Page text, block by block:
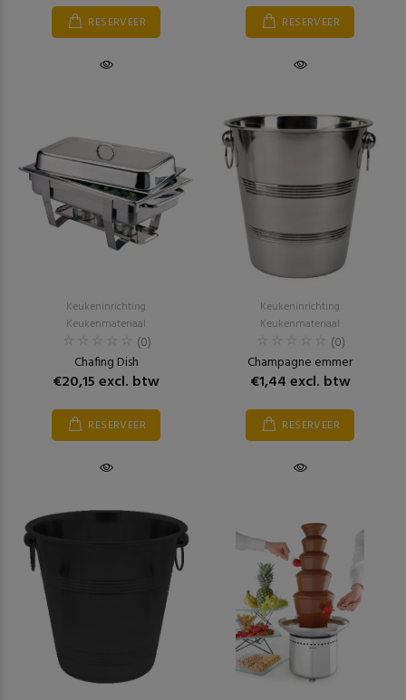
RESERVEER RESERVEER
Keukeninrichting
Keukenmateriaal
(0)
Chafing Dish
€20,15 excl. btw
RESERVEER
Keukeninrichting
Keukenmateriaal
(0)
Champagne emmer
€1,44 excl. btw
RESERVEER